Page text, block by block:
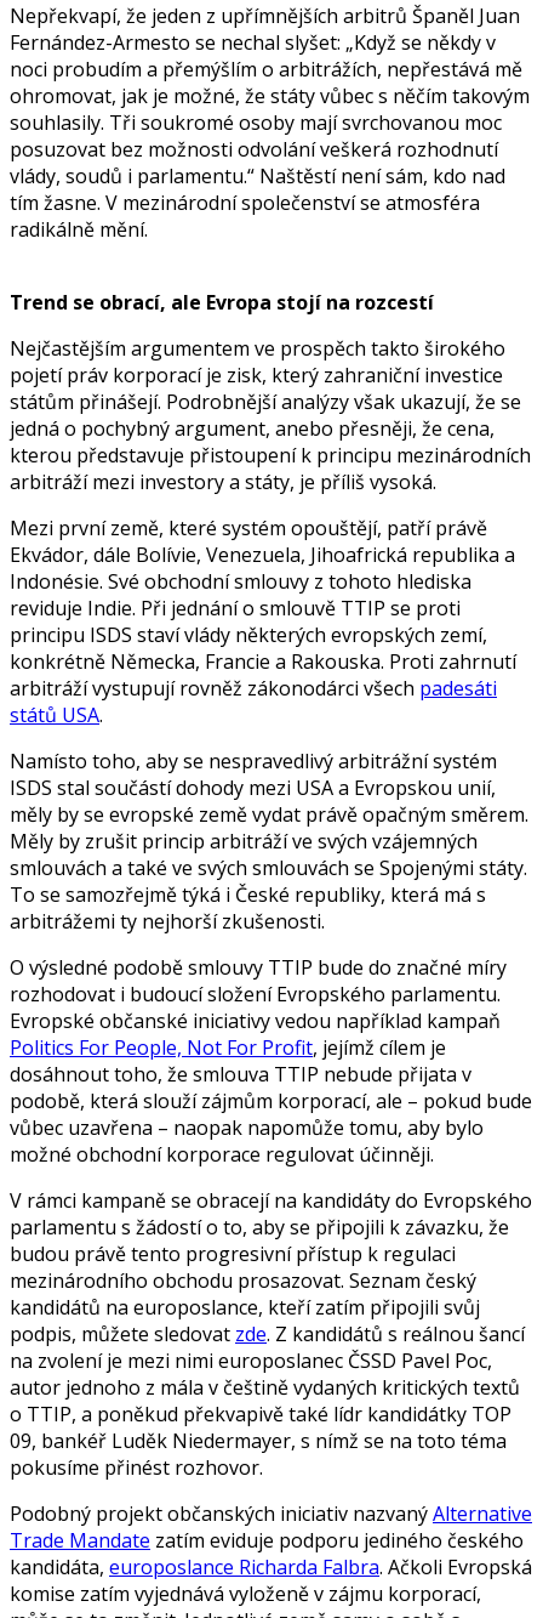
Nepřekvapí, že jeden z upřímnějších arbitrů Španěl Juan
Fernández-Armesto se nechal slyšet: „Když se někdy v
noci probudím a přemýšlím o arbitrážích, nepřestává mě
ohromovat, jak je možné, že státy vůbec s něčím takovým
souhlasily. Tři soukromé osoby mají svrchovanou moc
posuzovat bez možnosti odvolání veškerá rozhodnutí
vlády, soudů i parlamentu.“ Naštěstí není sám, kdo nad
tím žasne. V mezinárodní společenství se atmosféra
radikálně mění.
Trend se obrací, ale Evropa stojí na rozcestí
Nejčastějším argumentem ve prospěch takto širokého
pojetí práv korporací je zisk, který zahraniční investice
státům přinášejí. Podrobnější analýzy však ukazují, že se
jedná o pochybný argument, anebo přesněji, že cena,
kterou představuje přistoupení k principu mezinárodních
arbitráží mezi investory a státy, je příliš vysoká.
Mezi první země, které systém opouštějí, patří právě
Ekvádor, dále Bolívie, Venezuela, Jihoafrická republika a
Indonésie. Své obchodní smlouvy z tohoto hlediska
reviduje Indie. Při jednání o smlouvě TTIP se proti
principu ISDS staví vlády některých evropských zemí,
konkrétně Německa, Francie a Rakouska. Proti zahrnutí
arbitráží vystupují rovněž zákonodárci všech padesáti
států USA.
Namísto toho, aby se nespravedlivý arbitrážní systém
ISDS stal součástí dohody mezi USA a Evropskou unií,
měly by se evropské země vydat právě opačným směrem.
Měly by zrušit princip arbitráží ve svých vzájemných
smlouvách a také ve svých smlouvách se Spojenými státy.
To se samozřejmě týká i České republiky, která má s
arbitrážemi ty nejhorší zkušenosti.
O výsledné podobě smlouvy TTIP bude do značné míry
rozhodovat i budoucí složení Evropského parlamentu.
Evropské občanské iniciativy vedou například kampaň
Politics For People, Not For Profit, jejímž cílem je
dosáhnout toho, že smlouva TTIP nebude přijata v
podobě, která slouží zájmům korporací, ale – pokud bude
vůbec uzavřena – naopak napomůže tomu, aby bylo
možné obchodní korporace regulovat účinněji.
V rámci kampaně se obracejí na kandidáty do Evropského
parlamentu s žádostí o to, aby se připojili k závazku, že
budou právě tento progresivní přístup k regulaci
mezinárodního obchodu prosazovat. Seznam český
kandidátů na europoslance, kteří zatím připojili svůj
podpis, můžete sledovat zde. Z kandidátů s reálnou šancí
na zvolení je mezi nimi europoslanec ČSSD Pavel Poc,
autor jednoho z mála v češtině vydaných kritických textů
o TTIP, a poněkud překvapivě také lídr kandidátky TOP
09, bankéř Luděk Niedermayer, s nímž se na toto téma
pokusíme přinést rozhovor.
Podobný projekt občanských iniciativ nazvanýAlternative
Trade Mandate zatím eviduje podporu jediného českého
kandidáta, europoslance Richarda Falbra. Ačkoli Evropská
komise zatím vyjednává vyloženě v zájmu korporací,